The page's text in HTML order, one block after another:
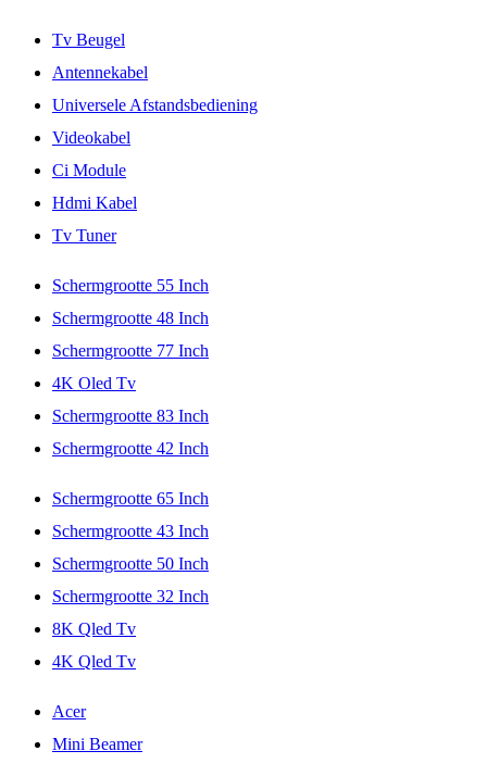
Tv Beugel
Antennekabel
Universele Afstandsbediening
Videokabel
Ci Module
Hdmi Kabel
Tv Tuner
Schermgrootte 55 Inch
Schermgrootte 48 Inch
Schermgrootte 77 Inch
4K Oled Tv
Schermgrootte 83 Inch
Schermgrootte 42 Inch
Schermgrootte 65 Inch
Schermgrootte 43 Inch
Schermgrootte 50 Inch
Schermgrootte 32 Inch
8K Qled Tv
4K Qled Tv
Acer
Mini Beamer